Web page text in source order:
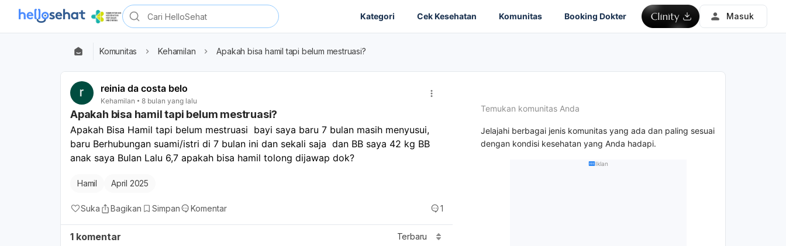
Kategori Cek Kesehatan Komunitas Booking Dokter Masuk
Komunitas Kehamilan Apakah bisa hamil tapi belum mestruasi?
reinia da costa belo
Kehamilan 8 bulan yang lalu
Apakah bisa hamil tapi belum mestruasi?
Apakah Bisa Hamil tapi belum mestruasi  bayi saya baru 7 bulan masih menyusui,
baru Berhubungan suami/istri di 7 bulan ini dan sekali saja  dan BB saya 42 kg BB
anak saya Bulan Lalu 6,7 apakah bisa hamil tolong dijawap dok?
Hamil April 2025
Suka Bagikan Simpan Komentar 1
1 komentar Terbaru
Temukan komunitas Anda
Jelajahi berbagai jenis komunitas yang ada dan paling sesuai
dengan kondisi kesehatan yang Anda hadapi.
Iklan